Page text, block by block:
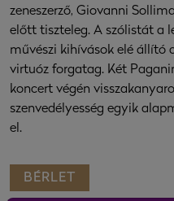
zeneszerző, Giovanni
előtt tiszteleg. A szólistát a
művészi kihívások elé állító
virtuóz forgatag. Két
koncert végén
szenvedélyesség egyik
el.
BÉRLET